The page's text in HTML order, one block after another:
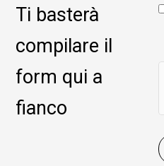
Ti basterà
compilare il
form qui a
fianco